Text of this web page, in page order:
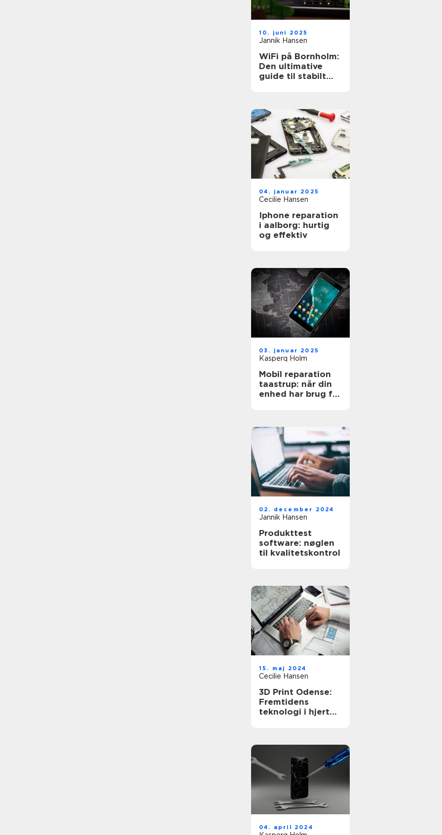
10. juni 2025
Jannik Hansen
WiFi på Bornholm:
Den ultimative
guide til stabilt
04. januar 2025
Cecilie Hansen
Iphone reparation
i aalborg: hurtig
og effektiv
03. januar 2025
Kasperq Holm
Mobil reparation
taastrup: når din
enhed har brug for
02. december 2024
Jannik Hansen
Produkttest
software: nøglen
til kvalitetskontrol
15. maj 2024
Cecilie Hansen
3D Print Odense:
Fremtidens
teknologi i hjertet
04. april 2024